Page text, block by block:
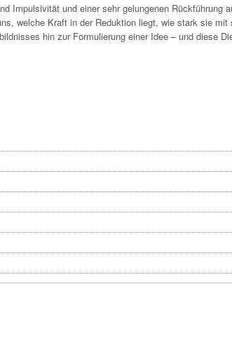
Impulsivität und einer sehr gelungenen Rückführung
welche Kraft in der Reduktion liegt, wie stark sie
hin zur Formulierung einer Idee – und diese